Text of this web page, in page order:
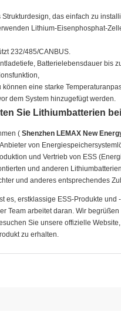
Strukturdesign, das einfach zu
Lithium-Eisenphosphat-
232/485/CANBUS.
Batterielebensdauer bis
können eine starke
dem System hinzugefügt werden.
Sie Lithiumbatterien
( Shenzhen LEMAX New
von
und Vertrieb von ESS
und anderen
und anderes entsprechendes
es, erstklassige ESS-Produkte und
Team arbeitet daran. Wir
Sie unsere offizielle
zu erhalten.